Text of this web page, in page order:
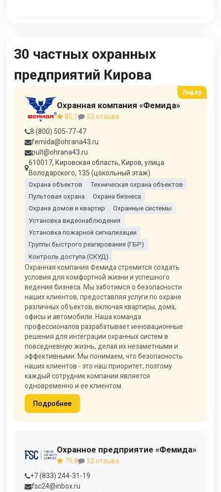
30 частных охранных
предприятий Кирова
Охранная компания «Фемида»
85,1
32 отзыва
8 (800) 505-77-47
femida@ohrana43.ru
pult@ohrana43.ru
610017, Кировская область, Киров, улица
Володарского, 135 (цокольный этаж).
Охрана объектов
Техническая охрана объектов
Пультовая охрана
Охрана бизнеса
Охрана домов и квартир
Охранные системы
Установка видеонаблюдения
Установка пожарной сигнализации
Группы быстрого реагирования (ГБР)
Контроль доступа (СКУД)
Охранная компания Фемида стремится создать
условия для комфортной жизни и успешного
ведения бизнеса. Мы заботимся о безопасности
наших клиентов, предоставляя услуги по охране
различных объектов, включая квартиры, дома,
офисы и автомобили. Наша команда
профессионалов разрабатывает инновационные
решения для интеграции охранных систем в
повседневную жизнь, делая их незаметными и
эффективными. Мы понимаем, что безопасность
наших клиентов - это наш приоритет, поэтому
каждый сотрудник компании является
одновременно и ее клиентом.
Подробнее
Охранное предприятие «Фемида»
79,8
32 отзыва
+7 (833) 244-31-19
fsc24@inbox.ru